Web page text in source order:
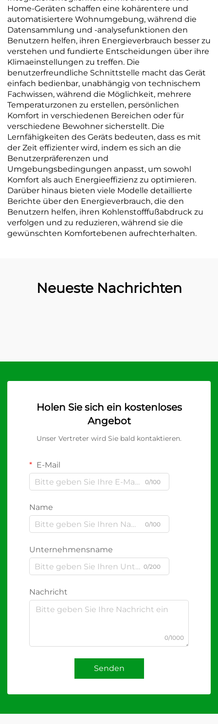
Home-Geräten schaffen eine kohärentere und
automatisiertere Wohnumgebung, während die
Datensammlung und -analysefunktionen den
Benutzern helfen, ihren Energieverbrauch besser zu
verstehen und fundierte Entscheidungen über ihre
Klimaeinstellungen zu treffen. Die
benutzerfreundliche Schnittstelle macht das Gerät
einfach bedienbar, unabhängig von technischem
Fachwissen, während die Möglichkeit, mehrere
Temperaturzonen zu erstellen, persönlichen
Komfort in verschiedenen Bereichen oder für
verschiedene Bewohner sicherstellt. Die
Lernfähigkeiten des Geräts bedeuten, dass es mit
der Zeit effizienter wird, indem es sich an die
Benutzerpräferenzen und
Umgebungsbedingungen anpasst, um sowohl
Komfort als auch Energieeffizienz zu optimieren.
Darüber hinaus bieten viele Modelle detaillierte
Berichte über den Energieverbrauch, die den
Benutzern helfen, ihren Kohlenstofffußabdruck zu
verfolgen und zu reduzieren, während sie die
gewünschten Komfortebenen aufrechterhalten.
Neueste Nachrichten
Holen Sie sich ein kostenloses
Angebot
Unser Vertreter wird Sie bald kontaktieren.
E-Mail
0/100
Name
0/100
Unternehmensname
0/200
Nachricht
0/1000
Senden